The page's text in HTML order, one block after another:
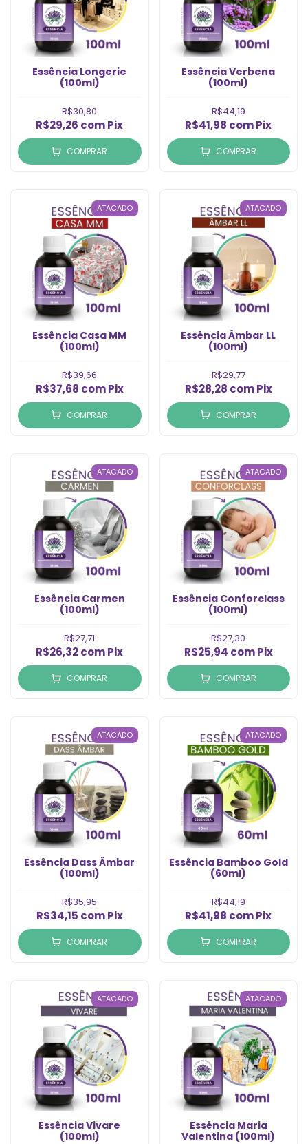
Essência Longerie
(100ml)
R$30,80
R$29,26 comPix
COMPRAR
Essência Verbena
(100ml)
R$44,19
R$41,98 comPix
COMPRAR
ATACADO
Essência Casa MM
(100ml)
R$39,66
R$37,68 com Pix
COMPRAR
ATACADO
Essência Âmbar LL
(100ml)
R$29,77
R$28,28 com Pix
COMPRAR
ATACADO
Essência Carmen
(100ml)
R$27,71
R$26,32comPix
COMPRAR
ATACADO
Essência Conforclass
(100ml)
R$27,30
R$25,94 com Pix
COMPRAR
ATACADO
Essência Dass Âmbar
(100ml)
R$35,95
R$34,15 com Pix
COMPRAR
ATACADO
Essência Bamboo Gold
(60ml)
R$44,19
R$41,98 comPix
COMPRAR
ATACADO
Essência Vivare
(100ml)
ATACADO
Essência Maria
Valentina (100ml)